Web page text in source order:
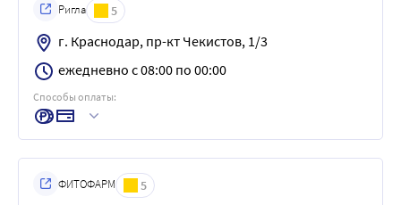
Ригла 5
г. Краснодар, пр-кт Чекистов, 1/3
ежедневно с 08:00 по 00:00
Способы оплаты:
ФИТОФАРМ 5